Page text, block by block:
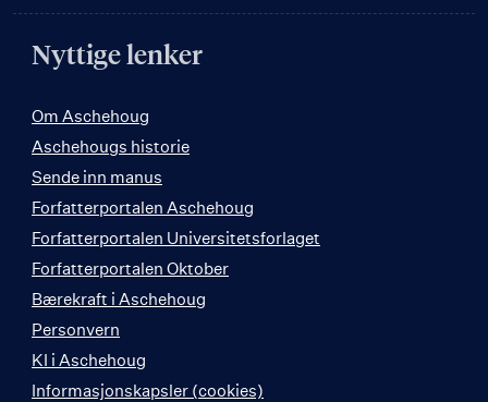
Nyttige lenker
Om Aschehoug
Aschehougs historie
Sende inn manus
Forfatterportalen Aschehoug
Forfatterportalen Universitetsforlaget
Forfatterportalen Oktober
Bærekraft i Aschehoug
Personvern
KI i Aschehoug
Informasjonskapsler (cookies)